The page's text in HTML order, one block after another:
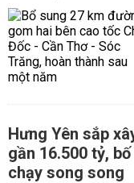
Hưng Yên sắp
gần 16.500 tỷ,
chạy song song